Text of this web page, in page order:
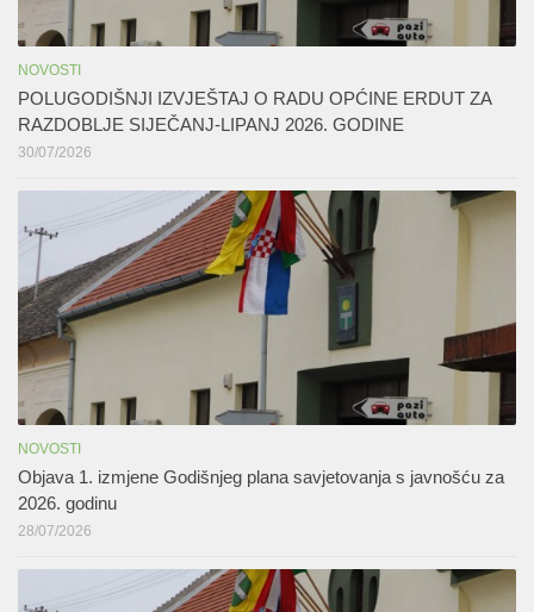
NOVOSTI
POLUGODIŠNJI IZVJEŠTAJ O RADU OPĆINE ERDUT ZA
RAZDOBLJE SIJEČANJ-LIPANJ 2026. GODINE
30/07/2026
NOVOSTI
Objava 1. izmjene Godišnjeg plana savjetovanja s javnošću za
2026. godinu
28/07/2026